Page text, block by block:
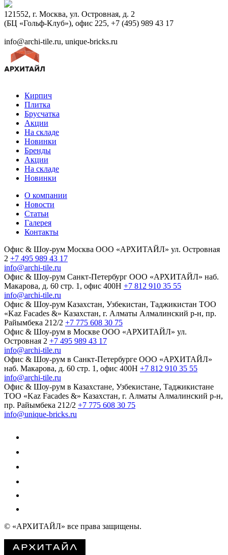
121552, г. Москва, ул. Островная, д. 2
(БЦ «Гольф-Клуб»), офис 225, +7 (495) 989 43 17
info@archi-tile.ru, unique-bricks.ru
Кирпич
Плитка
Брусчатка
Акции
На складе
Новинки
Бренды
Акции
На складе
Новинки
О компании
Новости
Статьи
Галерея
Контакты
Офис & Шоу-рум Москва ООО «АРХИТАЙЛ» ул. Островная
2 +7 495 989 43 17
info@archi-tile.ru
Офис & Шоу-рум Санкт-Петербург ООО «АРХИТАЙЛ» наб.
Макарова, д. 60 стр. 1, офис 400Н +7 812 910 35 55
info@archi-tile.ru
Офис & Шоу-рум Казахстан, Узбекистан, Таджикистан TOO
«Kaz Facades &» Казахстан, г. Алматы Алмалинский р-н, пр.
Райымбека 212/2 +7 775 608 30 75
Офис & Шоу-рум в Москве ООО «АРХИТАЙЛ» ул.
Островная 2 +7 495 989 43 17
info@archi-tile.ru
Офис & Шоу-рум в Санкт-Петербурге ООО «АРХИТАЙЛ»
наб. Макарова, д. 60 стр. 1, офис 400Н +7 812 910 35 55
info@archi-tile.ru
Офис & Шоу-рум в Казахстане, Узбекистане, Таджикистане
TOO «Kaz Facades &» Казахстан, г. Алматы Алмалинский р-н,
пр. Райымбека 212/2 +7 775 608 30 75
info@unique-bricks.ru
© «АРХИТАЙЛ» все права защищены.